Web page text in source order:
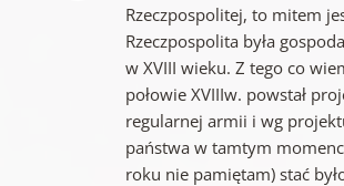
Rzeczpospolitej, to mitem
Rzeczpospolita była
w XVIII wieku. Z tego co
połowie XVIIIw. powstał
regularnej armii i wg
państwa w tamtym
roku nie pamiętam) stać